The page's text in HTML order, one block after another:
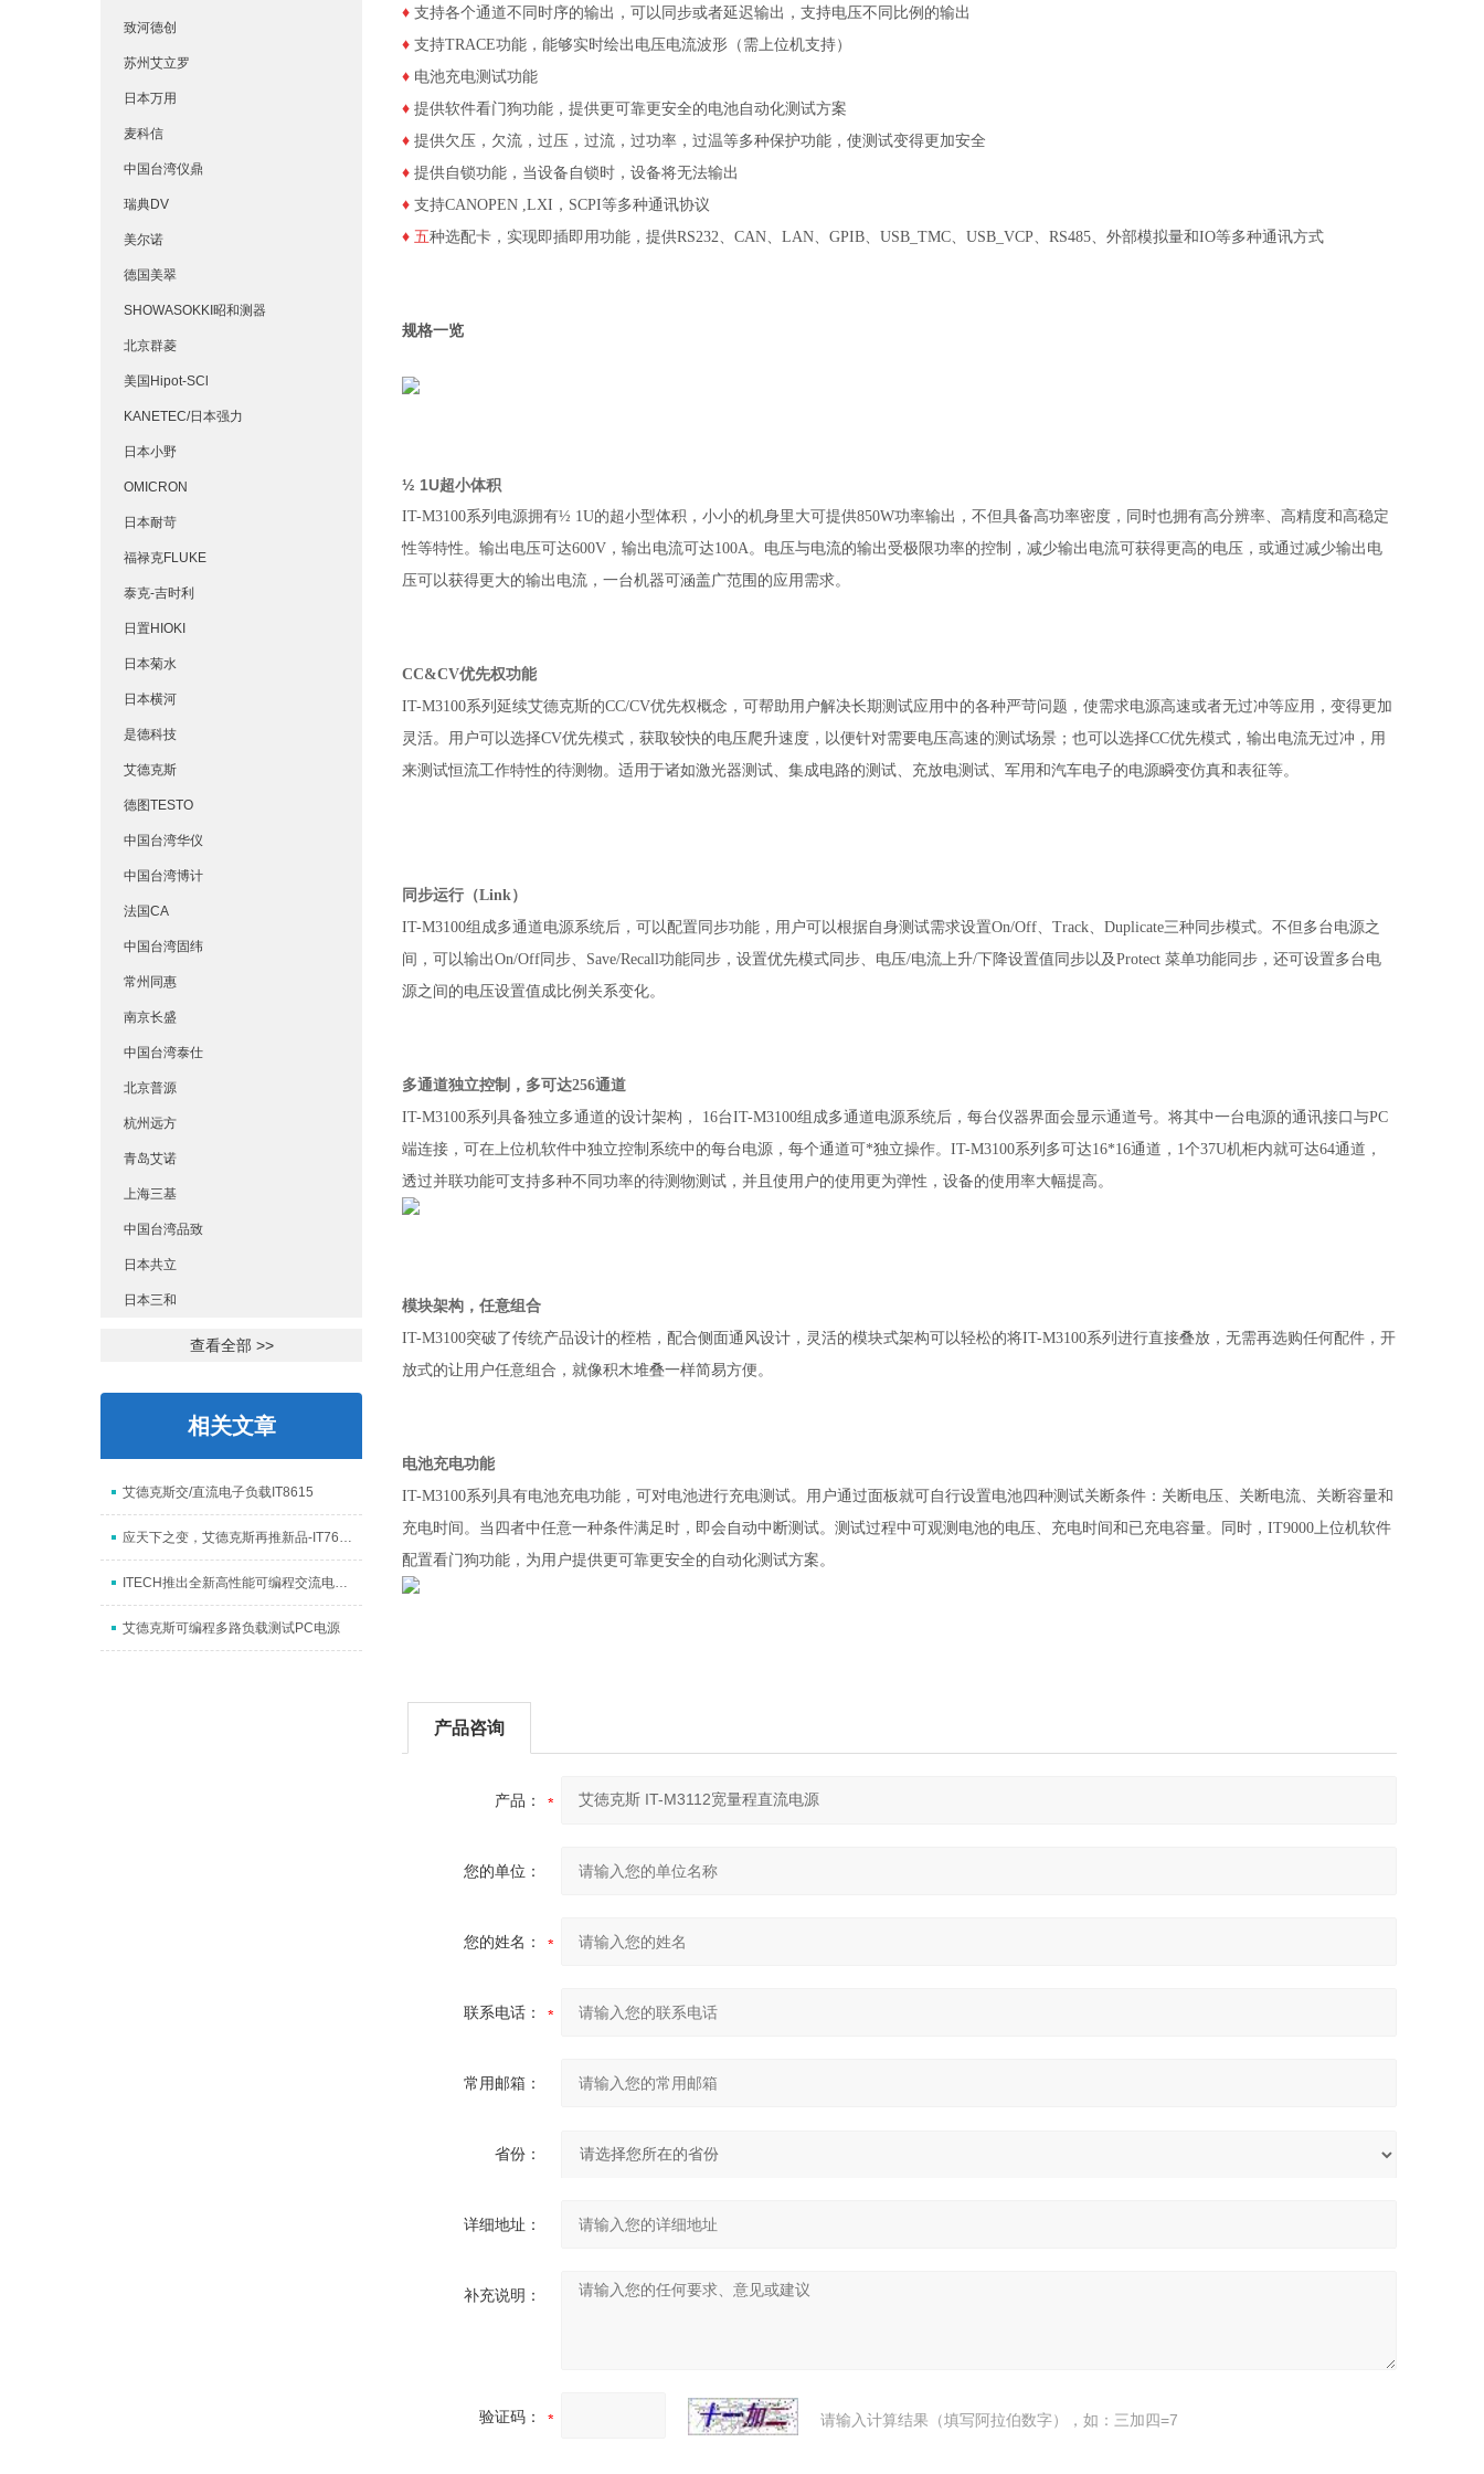
致河德创
苏州艾立罗
日本万用
麦科信
中国台湾仪鼎
瑞典DV
美尔诺
德国美翠
SHOWASOKKI昭和测器
北京群菱
美国Hipot-SCl
KANETEC/日本强力
日本小野
OMICRON
日本耐苛
福禄克FLUKE
泰克-吉时利
日置HIOKI
日本菊水
日本横河
是德科技
艾德克斯
德图TESTO
中国台湾华仪
中国台湾博计
法国CA
中国台湾固纬
常州同惠
南京长盛
中国台湾泰仕
北京普源
杭州远方
青岛艾诺
上海三基
中国台湾品致
日本共立
日本三和
查看全部 >>
相关文章
艾德克斯交/直流电子负载IT8615
应天下之变，艾德克斯再推新品-IT7600大功率交流电源
ITECH推出全新高性能可编程交流电源IT7600
艾德克斯可编程多路负载测试PC电源
♦ 支持各个通道不同时序的输出，可以同步或者延迟输出，支持电压不同比例的输出
♦ 支持TRACE功能，能够实时绘出电压电流波形（需上位机支持）
♦ 电池充电测试功能
♦ 提供软件看门狗功能，提供更可靠更安全的电池自动化测试方案
♦ 提供欠压，欠流，过压，过流，过功率，过温等多种保护功能，使测试变得更加安全
♦ 提供自锁功能，当设备自锁时，设备将无法输出
♦ 支持CANOPEN ,LXI，SCPI等多种通讯协议
♦ 五种选配卡，实现即插即用功能，提供RS232、CAN、LAN、GPIB、USB_TMC、USB_VCP、RS485、外部模拟量和IO等多种通讯方式
规格一览
½ 1U超小体积
IT-M3100系列电源拥有½ 1U的超小型体积，小小的机身里大可提供850W功率输出，不但具备高功率密度，同时也拥有高分辨率、高精度和高稳定
性等特性。输出电压可达600V，输出电流可达100A。电压与电流的输出受极限功率的控制，减少输出电流可获得更高的电压，或通过减少输出电
压可以获得更大的输出电流，一台机器可涵盖广范围的应用需求。
CC&CV优先权功能
IT-M3100系列延续艾德克斯的CC/CV优先权概念，可帮助用户解决长期测试应用中的各种严苛问题，使需求电源高速或者无过冲等应用，变得更加
灵活。用户可以选择CV优先模式，获取较快的电压爬升速度，以便针对需要电压高速的测试场景；也可以选择CC优先模式，输出电流无过冲，用
来测试恒流工作特性的待测物。适用于诸如激光器测试、集成电路的测试、充放电测试、军用和汽车电子的电源瞬变仿真和表征等。
同步运行（Link）
IT-M3100组成多通道电源系统后，可以配置同步功能，用户可以根据自身测试需求设置On/Off、Track、Duplicate三种同步模式。 不但多台电源之
间，可以输出On/Off同步、Save/Recall功能同步，设置优先模式同步、电压/电流上升/下降设置值同步以及Protect 菜单功能同步，还可设置多台电
源之间的电压设置值成比例关系变化。
多通道独立控制，多可达256通道
IT-M3100系列具备独立多通道的设计架构， 16台IT-M3100组成多通道电源系统后，每台仪器界面会显示通道号。将其中一台电源的通讯接口 与PC
端连接，可在上位机软件中独立控制系统中的每台电源，每个通道可*独立操作。 IT-M3100系列多可达16*16通道，1个37U机柜内就可达64通道，
透过并联功能可支持多种不同功率的待测物测试，并且使用户的使用更为弹性，设备的使用率大幅提高。
模块架构，任意组合
IT-M3100突破了传统产品设计的桎梏，配合侧面通风设计，灵活的模块式架构可以轻松的将IT-M3100系列进行直接叠放，无需再选购任何配件，开
放式的让用户任意组合，就像积木堆叠一样简易方便。
电池充电功能
IT-M3100系列具有电池充电功能，可对电池进行充电测试。用户通过面板就可自行设置电池四种测试关断条件：关断电压、关断电流、关断容量和
充电时间。当四者中任意一种条件满足时，即会自动中断测试。测试过程中可观测电池的电压、充电时间和已充电容量。同时，IT9000上位机软件
配置看门狗功能，为用户提供更可靠更安全的自动化测试方案。
产品咨询
产品：
您的单位：
您的姓名：
联系电话：
常用邮箱：
省份：
详细地址：
补充说明：
验证码： 请输入计算结果（填写阿拉伯数字），如：三加四=7